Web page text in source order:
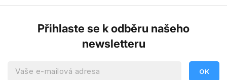
Přihlaste se k odběru našeho
newsletteru